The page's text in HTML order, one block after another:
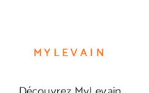
MYLEVAIN